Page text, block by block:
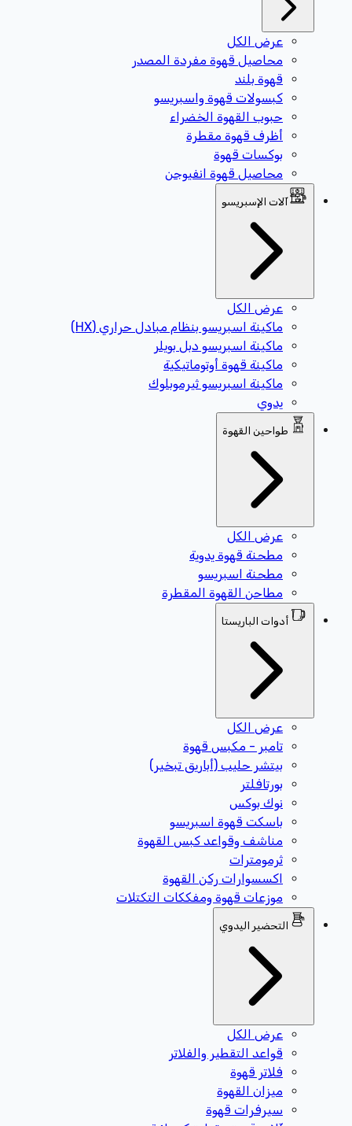
عرض الكل
محاصيل قهوة مفردة المصدر
قهوة بلند
كبسولات قهوة واسبريسو
حبوب القهوة الخضراء
أظرف قهوة مقطرة
بوكسات قهوة
محاصيل قهوة انفيوجن
آلات الإسبريسو
عرض الكل
ماكينة اسبريسو بنظام مبادل حراري (HX)
ماكينة اسبريسو دبل بويلر
ماكينة قهوة أوتوماتيكية
ماكينة اسبريسو ثيرموبلوك
يدوي
طواحين القهوة
عرض الكل
مطحنة قهوة يدوية
مطحنة اسبريسو
مطاحن القهوة المقطرة
أدوات الباريستا
عرض الكل
تامبر - مكبس قهوة
بيتشر حليب (أباريق تبخير)
بورتافلتر
نوك بوكس
باسكت قهوة اسبريسو
مناشف وقواعد كبس القهوة
ثرمومترات
اكسسوارات ركن القهوة
موزعات قهوة ومفككات التكتلات
التحضير اليدوي
عرض الكل
قواعد التقطير والفلاتر
فلاتر قهوة
ميزان القهوة
سيرفرات قهوة